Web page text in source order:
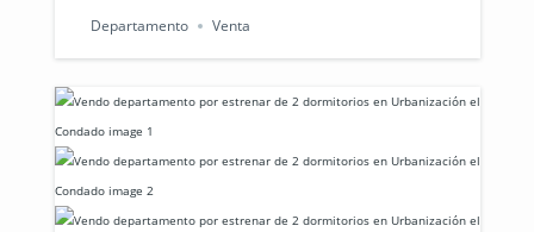
Departamento Venta